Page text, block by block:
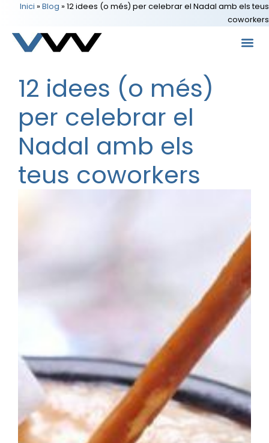
Inici » Blog » 12 idees (o més) per celebrar el Nadal amb els teus
coworkers
12 idees (o més)
per celebrar el
Nadal amb els
teus coworkers